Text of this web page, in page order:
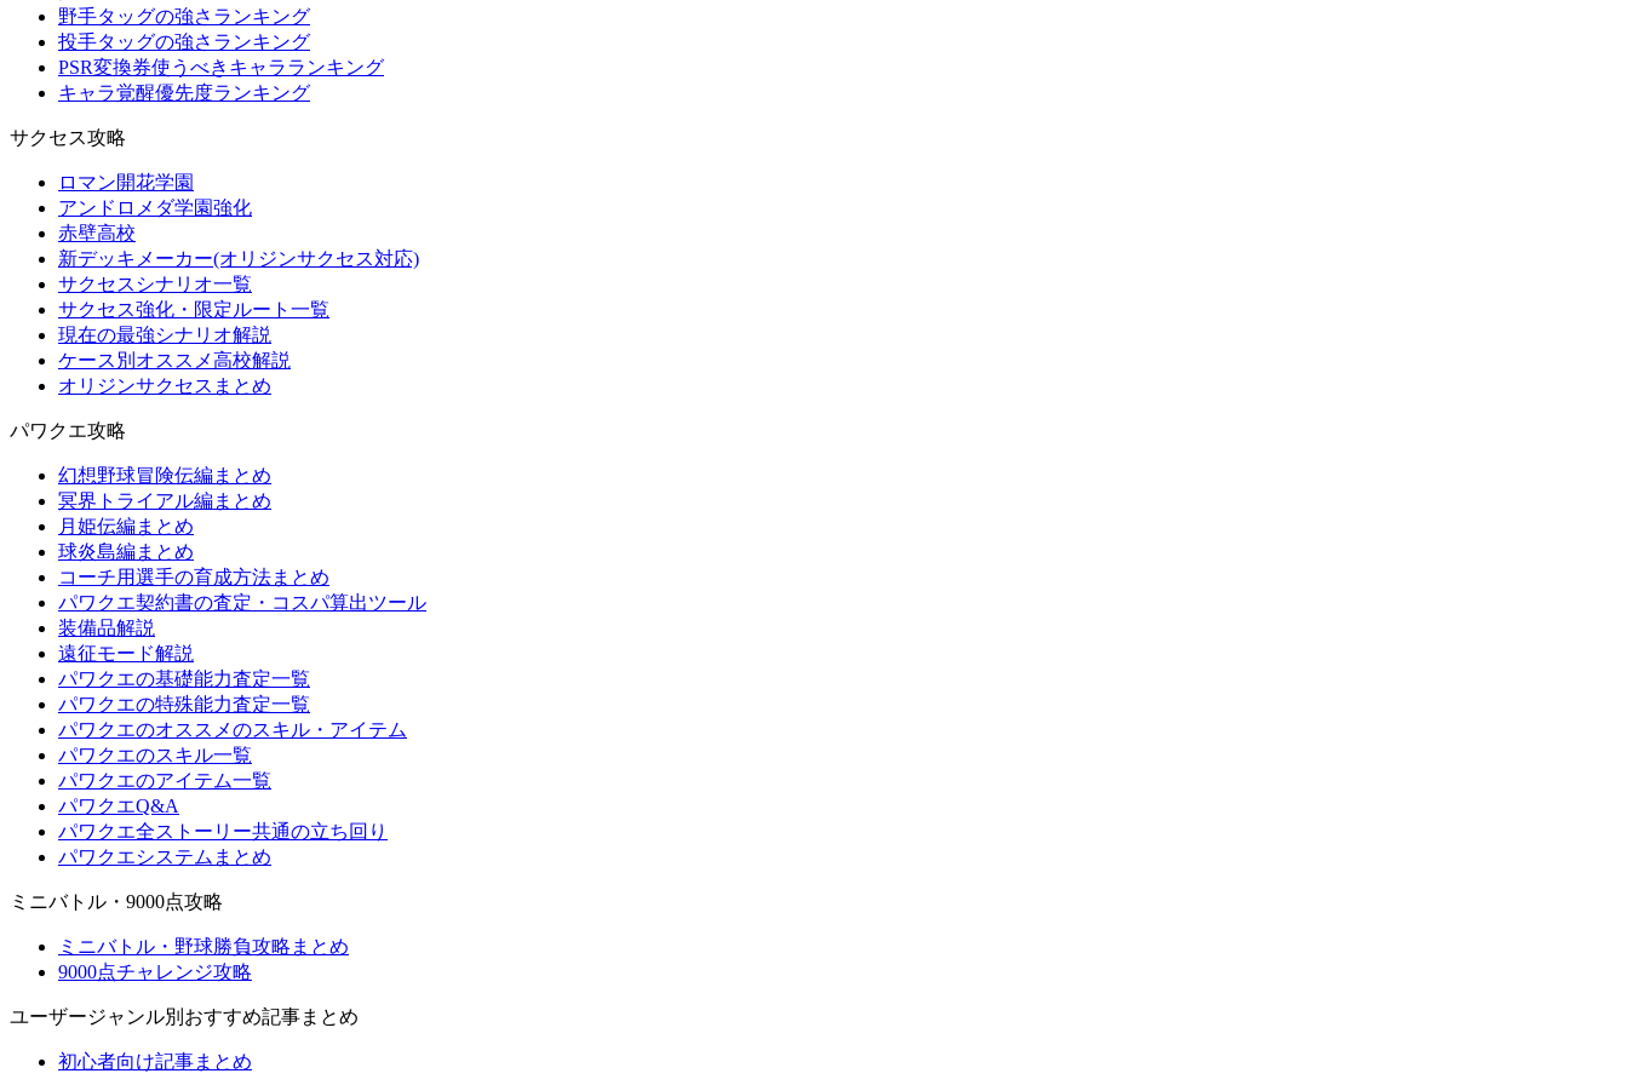
野手タッグの強さランキング
投手タッグの強さランキング
PSR変換券使うべきキャラランキング
キャラ覚醒優先度ランキング
サクセス攻略
ロマン開花学園
アンドロメダ学園強化
赤壁高校
新デッキメーカー(オリジンサクセス対応)
サクセスシナリオ一覧
サクセス強化・限定ルート一覧
現在の最強シナリオ解説
ケース別オススメ高校解説
オリジンサクセスまとめ
パワクエ攻略
幻想野球冒険伝編まとめ
冥界トライアル編まとめ
月姫伝編まとめ
球炎島編まとめ
コーチ用選手の育成方法まとめ
パワクエ契約書の査定・コスパ算出ツール
装備品解説
遠征モード解説
パワクエの基礎能力査定一覧
パワクエの特殊能力査定一覧
パワクエのオススメのスキル・アイテム
パワクエのスキル一覧
パワクエのアイテム一覧
パワクエQ&A
パワクエ全ストーリー共通の立ち回り
パワクエシステムまとめ
ミニバトル・9000点攻略
ミニバトル・野球勝負攻略まとめ
9000点チャレンジ攻略
ユーザージャンル別おすすめ記事まとめ
初心者向け記事まとめ